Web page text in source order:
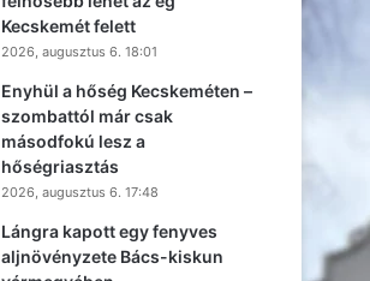
Kecskemét felett
2026, augusztus 6. 18:01
Enyhül a hőség Kecskeméten –
szombattól már csak
másodfokú lesz a
hőségriasztás
2026, augusztus 6. 17:48
Lángra kapott egy fenyves
aljnövényzete Bács-kiskun